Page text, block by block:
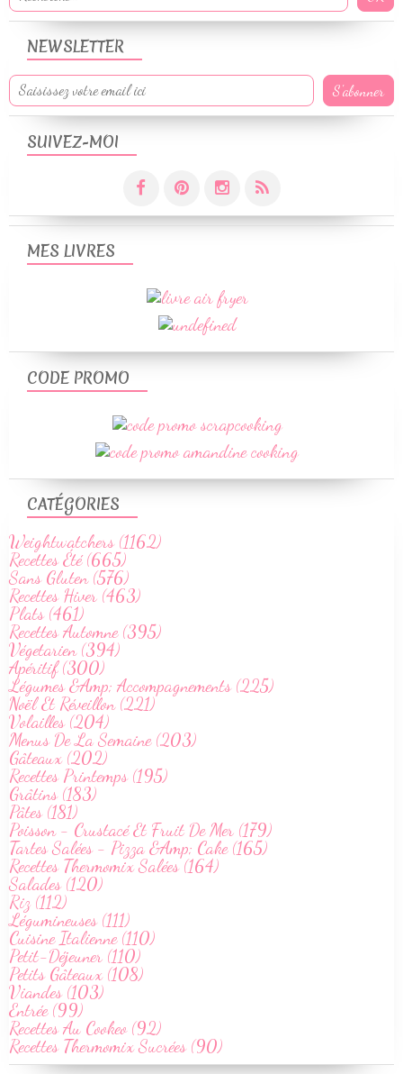
NEWSLETTER
SUIVEZ-MOI
CATÉGORIES
Weightwatchers (1162)
Recettes Été (665)
Sans Gluten (576)
Recettes Hiver (463)
Plats (461)
Recettes Automne (395)
Végetarien (394)
Apéritif (300)
Légumes &Amp; Accompagnements (225)
Noël Et Réveillon (221)
Volailles (204)
Menus De La Semaine (203)
Gâteaux (202)
Recettes Printemps (195)
Grâtins (183)
Pâtes (181)
Poisson - Crustacé Et Fruit De Mer (179)
Tartes Salées - Pizza &Amp; Cake (165)
Recettes Thermomix Salées (164)
Salades (120)
Riz (112)
Légumineuses (111)
Cuisine Italienne (110)
Petit-Déjeuner (110)
Petits Gâteaux (108)
Viandes (103)
Entrée (99)
Recettes Au Cookeo (92)
Recettes Thermomix Sucrées (90)
MES LIVRES
CODE PROMO